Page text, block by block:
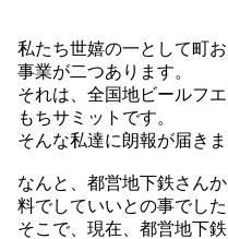
私たち世嬉の一として町
事業が二つあります。
それは、全国地ビールフ
もちサミットです。
そんな私達に朗報が届きま
なんと、都営地下鉄さん
料でしていいとの事でした
そこで、現在、都営地下